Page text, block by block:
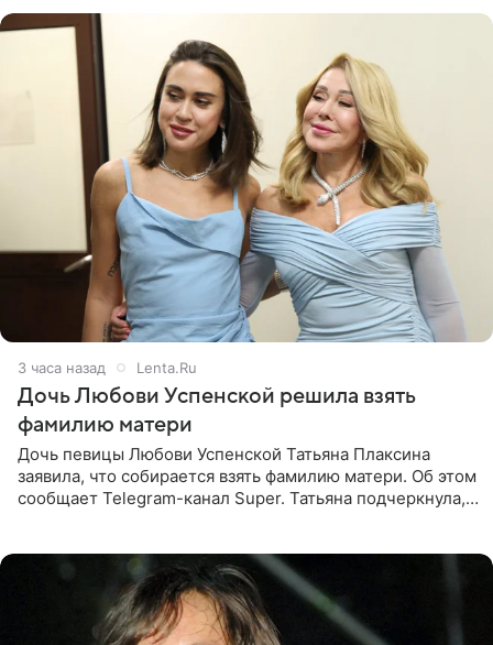
3 часа назад Lenta.Ru
Дочь Любови Успенской решила взять
фамилию матери
Дочь певицы Любови Успенской Татьяна Плаксина
заявила, что собирается взять фамилию матери. Об этом
сообщает Telegram-канал Super. Татьяна подчеркнула,